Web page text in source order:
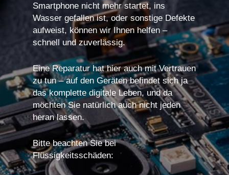
Smartphone nicht mehr startet, ins
Wasser gefallen ist, oder sonstige Defekte
aufweist, können wir Ihnen helfen –
schnell und zuverlässig.
Eine Reparatur hat hier auch mit Vertrauen
zu tun – auf den Geräten befindet sich ja
das komplette digitale Leben, und da
möchten Sie natürlich auch nicht jeden
heran lassen.
Bitte beachten Sie bei
Flüssigkeitsschäden: